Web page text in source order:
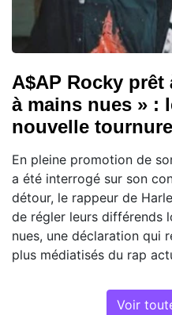
A$AP Rocky prêt
à mains nues » :
nouvelle tournure
En pleine promotion de
a été interrogé sur son
détour, le rappeur de
de régler leurs différends
nues, une déclaration qui
plus médiatisés du rap
Voir